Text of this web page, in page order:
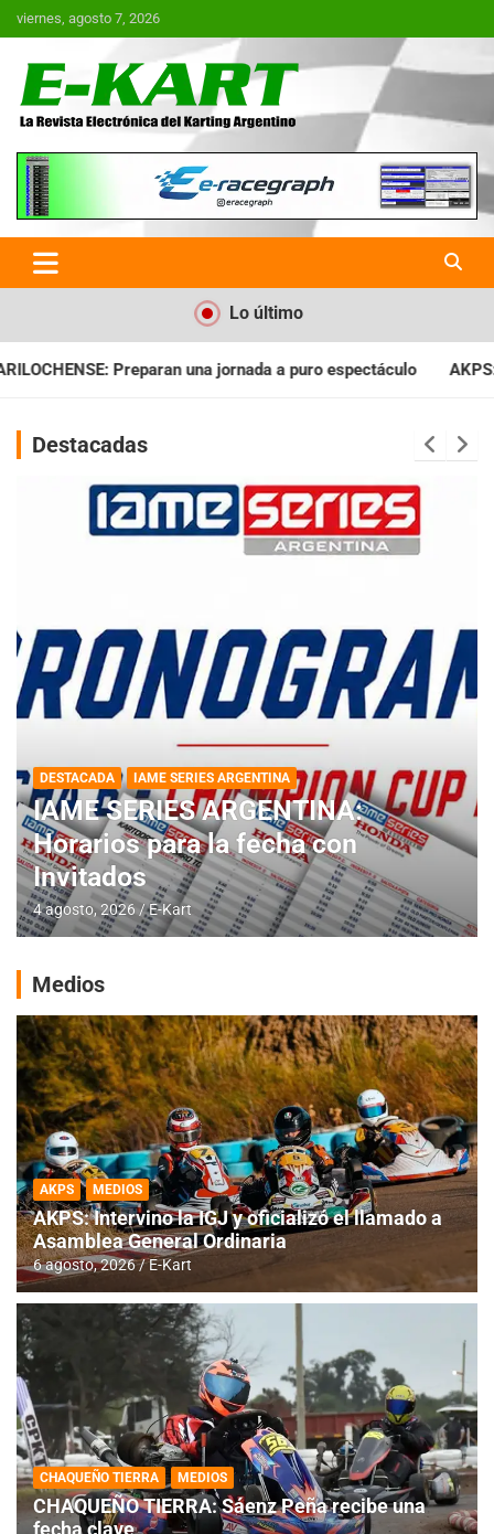
Saltar
al
viernes, agosto 7, 2026
E-Kart.com.ar | La Revista
Electrónica del Karting en
Argentina
Lo último
a puro espectáculo AKPS: Intervino la IGJ y oficializó el
Destacadas
DESTACADA IAME SERIES ARGENTINA
IAME SERIES ARGENTINA:
Horarios para la fecha con
Invitados
4 agosto, 2026 E-Kart
Medios
AKPS MEDIOS
AKPS: Intervino la IGJ y oficializó el llamado a
Asamblea General Ordinaria
6 agosto, 2026 E-Kart
CHAQUEÑO TIERRA MEDIOS
CHAQUEÑO TIERRA: Sáenz Peña recibe una
fecha clave